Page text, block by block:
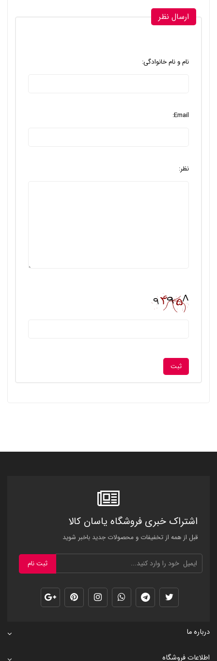
ارسال نظر
نام و نام خانوادگی:
Email:
نظر:
اشتراک خبری فروشگاه یاسان کالا
قبل از همه از تخفیفات و محصولات جدید باخبر شوید
ثبت نام
درباره ما
اطلاعات فروشگاه